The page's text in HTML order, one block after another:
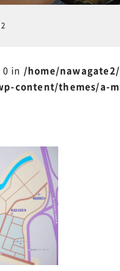
in /home/nawagate2/
content/themes/a-m